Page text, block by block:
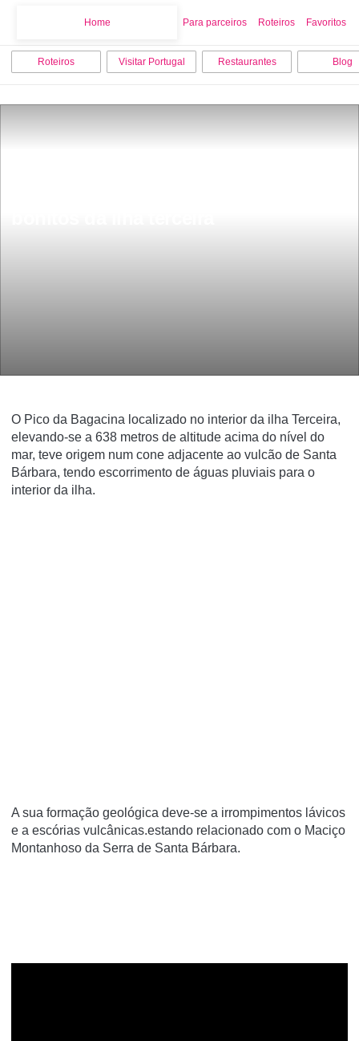
Home Para parceiros Roteiros Favoritos
Roteiros Visitar Portugal Restaurantes Blog
O Pico da Bagacina localizado no interior da ilha Terceira,
elevando-se a 638 metros de altitude acima do nível do
mar, teve origem num cone adjacente ao vulcão de Santa
Bárbara, tendo escorrimento de águas pluviais para o
interior da ilha.
A sua formação geológica deve-se a irrompimentos lávicos
e a escórias vulcânicas.estando relacionado com o Maciço
Montanhoso da Serra de Santa Bárbara.